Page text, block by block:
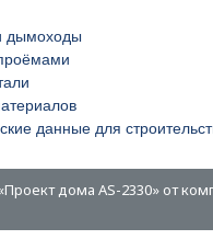
дымоходы
данные для
дома AS-2330» от